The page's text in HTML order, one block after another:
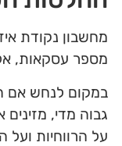
מחשבון נקודת
מספר עסקאות,
במקום לנחש אם
גבוה מדי,
על הרווחיות